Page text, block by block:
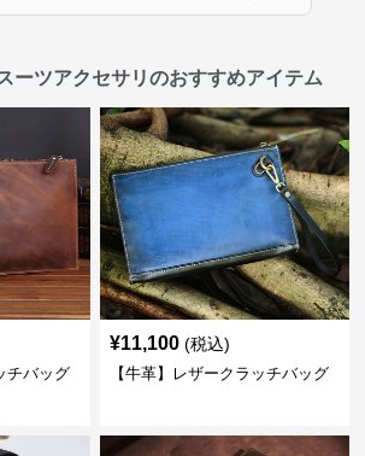
ーツアクセサリのおすすめアイテム
チバッグ
¥11,100 (税込)
【牛革】レザークラッチバッグ